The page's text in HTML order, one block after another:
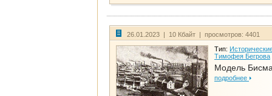
26.01.2023 | 10 Кбайт | просмотров: 4401
Тип:
Тимофея Бегрова
Модель
подробнее